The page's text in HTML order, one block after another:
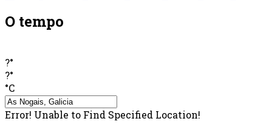
O tempo
?°
?°
°C
Error! Unable to Find Specified Location!